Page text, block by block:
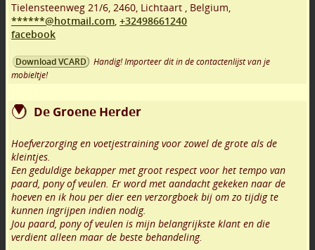
Tielensteenweg 21/6, 2460, Lichtaart , Belgium,
******@hotmail.com, +32498661240
facebook
Download VCARD
Handig! Importeer dit in de contactenlijst van je
mobieltje!
De Groene Herder
Hoefverzorging en voetjestraining voor zowel de grote als de
kleintjes.
Een geduldige bekapper met groot respect voor het tempo van
paard, pony of veulen. Er word met aandacht gekeken naar de
hoeven en ik hou per dier een verzorgboek bij om zo tijdig te
kunnen ingrijpen indien nodig.
Jou paard, pony of veulen is mijn belangrijkste klant en die
verdient alleen maar de beste behandeling.